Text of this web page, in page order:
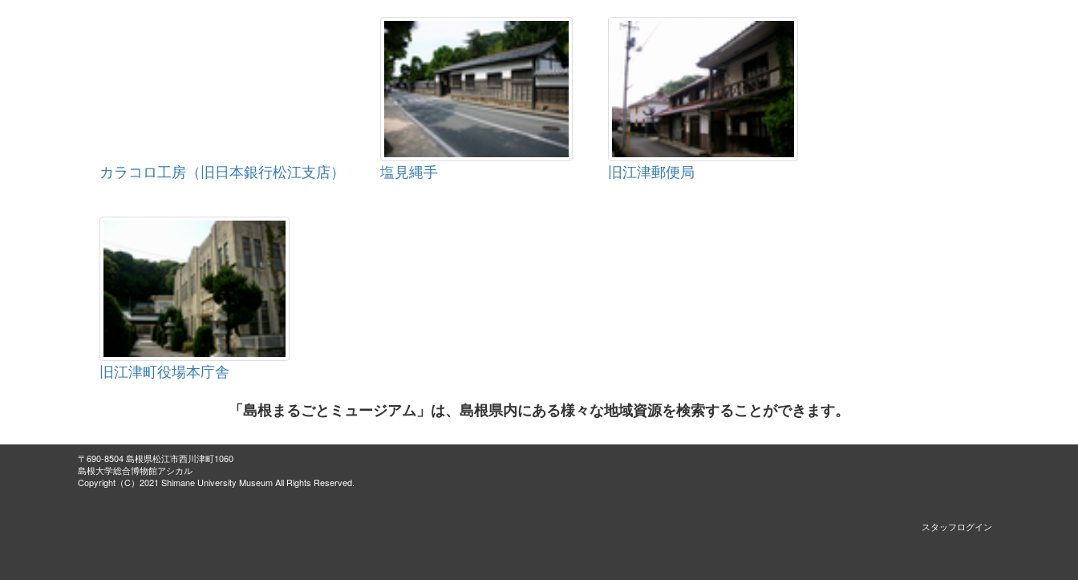
カラコロ工房（旧日本銀行松江支店） 塩見縄手 旧江津郵便局
旧江津町役場本庁舎
「島根まるごとミュージアム」は、島根県内にある様々な地域資源を検索することができます。
〒690-8504 島根県松江市西川津町1060
島根大学総合博物館アシカル
Copyright（C）2021 Shimane University Museum All Rights Reserved.
スタッフログイン